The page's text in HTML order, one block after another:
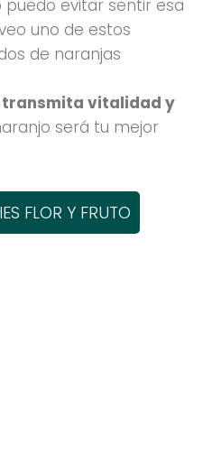
evitar sentir esa
uno de estos
de naranjas
transmita vitalidad y
será tu mejor
FLOR Y FRUTO